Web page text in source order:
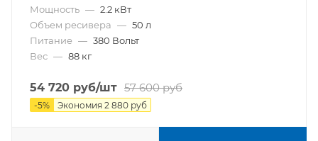
Мощность — 2.2 кВт
Объем ресивера — 50 л
Питание — 380 Вольт
Вес — 88 кг
54 720 руб/шт 57 600руб
-5% Экономия 2 880 руб